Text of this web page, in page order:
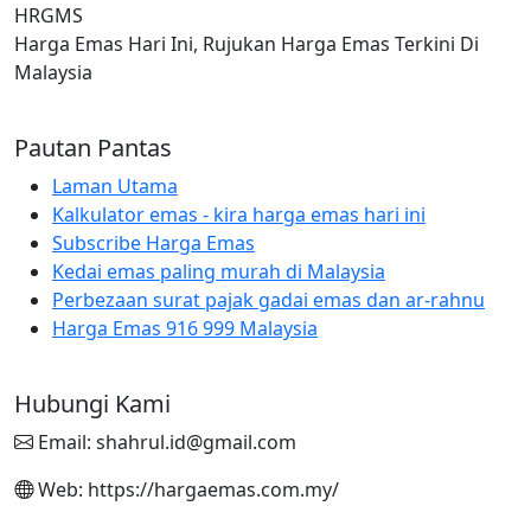
HRGMS
Harga Emas Hari Ini, Rujukan Harga Emas Terkini Di
Malaysia
Pautan Pantas
Laman Utama
Kalkulator emas - kira harga emas hari ini
Subscribe Harga Emas
Kedai emas paling murah di Malaysia
Perbezaan surat pajak gadai emas dan ar-rahnu
Harga Emas 916 999 Malaysia
Hubungi Kami
Email: shahrul.id@gmail.com
Web: https://hargaemas.com.my/